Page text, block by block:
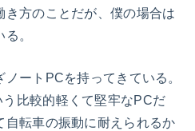
き方のことだが、僕の場合は
。
ートPCを持ってきている。
比較的軽くて堅牢なPCだ
自転車の振動に耐えられるか